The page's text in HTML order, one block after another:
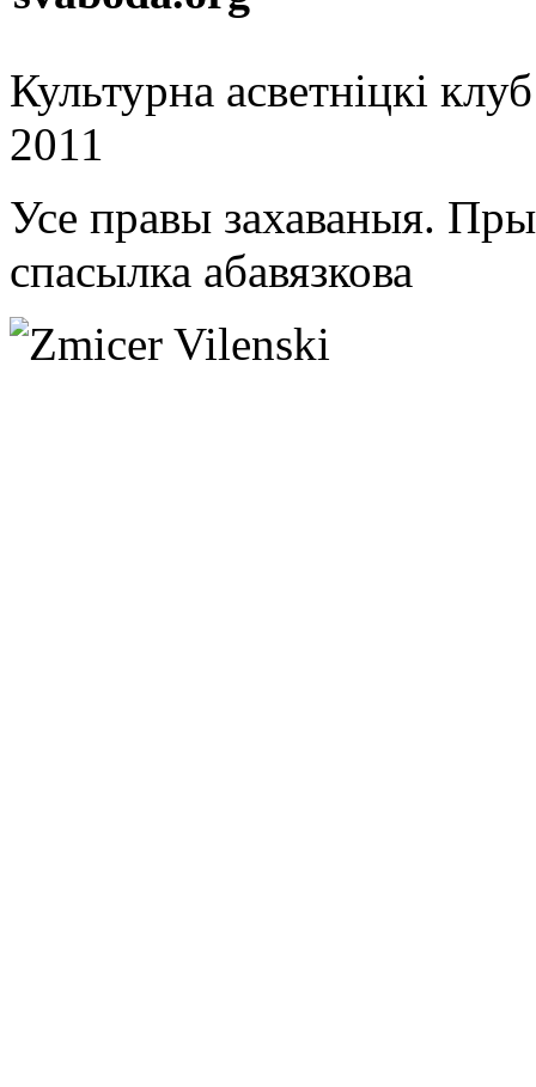
Культурна асветнiцкi
2011
Усе правы захаваныя.
спасылка абавязкова